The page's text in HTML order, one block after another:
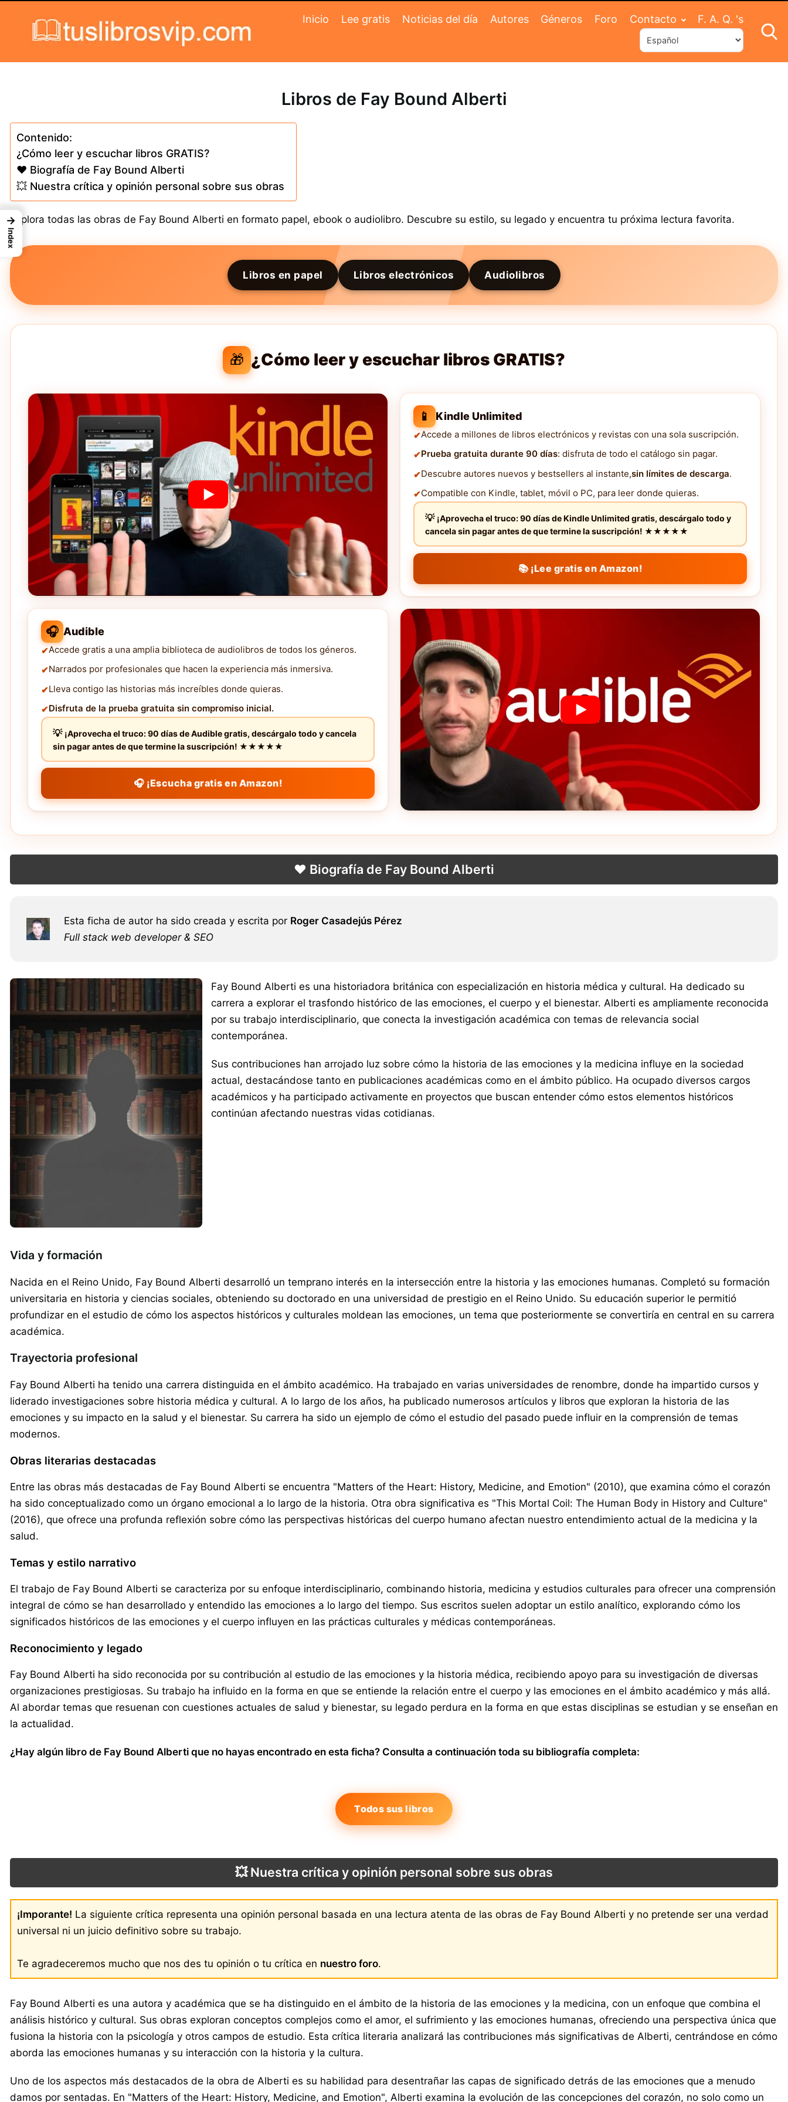
Inicio Lee gratis Noticias del día Autores Géneros Foro Contacto F. A. Q. 's
Libros de Fay Bound Alberti
Contenido:
¿Cómo leer y escuchar libros GRATIS?
❤️ Biografía de Fay Bound Alberti
💥 Nuestra crítica y opinión personal sobre sus obras
Explora todas las obras de Fay Bound Alberti en formato papel, ebook o audiolibro. Descubre su estilo, su legado y encuentra tu próxima lectura favorita.
Libros en papel Libros electrónicos Audiolibros
🎁 ¿Cómo leer y escuchar libros GRATIS?
📱 Kindle Unlimited
Accede a millones de libros electrónicos y revistas con una sola suscripción.
Prueba gratuita durante 90 días: disfruta de todo el catálogo sin pagar.
Descubre autores nuevos y bestsellers al instante,sin límites de descarga.
Compatible con Kindle, tablet, móvil o PC, para leer donde quieras.
¡Aprovecha el truco: 90 días de Kindle Unlimited gratis, descárgalo todo y
cancela sin pagar antes de que termine la suscripción! ★★★★★
📚 ¡Lee gratis en Amazon!
🎧 Audible
Accede gratis a una amplia biblioteca de audiolibros de todos los géneros.
Narrados por profesionales que hacen la experiencia más inmersiva.
Lleva contigo las historias más increíbles donde quieras.
Disfruta de la prueba gratuita sin compromiso inicial.
¡Aprovecha el truco: 90 días de Audible gratis, descárgalo todo y cancela
sin pagar antes de que termine la suscripción! ★★★★★
🎧 ¡Escucha gratis en Amazon!
❤️ Biografía de Fay Bound Alberti
Esta ficha de autor ha sido creada y escrita por Roger Casadejús Pérez
Full stack web developer & SEO
Fay Bound Alberti es una historiadora británica con especialización en historia médica y cultural. Ha dedicado su
carrera a explorar el trasfondo histórico de las emociones, el cuerpo y el bienestar. Alberti es ampliamente reconocida
por su trabajo interdisciplinario, que conecta la investigación académica con temas de relevancia social
contemporánea.
Sus contribuciones han arrojado luz sobre cómo la historia de las emociones y la medicina influye en la sociedad
actual, destacándose tanto en publicaciones académicas como en el ámbito público. Ha ocupado diversos cargos
académicos y ha participado activamente en proyectos que buscan entender cómo estos elementos históricos
continúan afectando nuestras vidas cotidianas.
Vida y formación
Nacida en el Reino Unido, Fay Bound Alberti desarrolló un temprano interés en la intersección entre la historia y las emociones humanas. Completó su formación
universitaria en historia y ciencias sociales, obteniendo su doctorado en una universidad de prestigio en el Reino Unido. Su educación superior le permitió
profundizar en el estudio de cómo los aspectos históricos y culturales moldean las emociones, un tema que posteriormente se convertiría en central en su carrera
académica.
Trayectoria profesional
Fay Bound Alberti ha tenido una carrera distinguida en el ámbito académico. Ha trabajado en varias universidades de renombre, donde ha impartido cursos y
liderado investigaciones sobre historia médica y cultural. A lo largo de los años, ha publicado numerosos artículos y libros que exploran la historia de las
emociones y su impacto en la salud y el bienestar. Su carrera ha sido un ejemplo de cómo el estudio del pasado puede influir en la comprensión de temas
modernos.
Obras literarias destacadas
Entre las obras más destacadas de Fay Bound Alberti se encuentra "Matters of the Heart: History, Medicine, and Emotion" (2010), que examina cómo el corazón
ha sido conceptualizado como un órgano emocional a lo largo de la historia. Otra obra significativa es "This Mortal Coil: The Human Body in History and Culture"
(2016), que ofrece una profunda reflexión sobre cómo las perspectivas históricas del cuerpo humano afectan nuestro entendimiento actual de la medicina y la
salud.
Temas y estilo narrativo
El trabajo de Fay Bound Alberti se caracteriza por su enfoque interdisciplinario, combinando historia, medicina y estudios culturales para ofrecer una comprensión
integral de cómo se han desarrollado y entendido las emociones a lo largo del tiempo. Sus escritos suelen adoptar un estilo analítico, explorando cómo los
significados históricos de las emociones y el cuerpo influyen en las prácticas culturales y médicas contemporáneas.
Reconocimiento y legado
Fay Bound Alberti ha sido reconocida por su contribución al estudio de las emociones y la historia médica, recibiendo apoyo para su investigación de diversas
organizaciones prestigiosas. Su trabajo ha influido en la forma en que se entiende la relación entre el cuerpo y las emociones en el ámbito académico y más allá.
Al abordar temas que resuenan con cuestiones actuales de salud y bienestar, su legado perdura en la forma en que estas disciplinas se estudian y se enseñan en
la actualidad.
¿Hay algún libro de Fay Bound Alberti que no hayas encontrado en esta ficha? Consulta a continuación toda su bibliografía completa:
Todos sus libros
💥 Nuestra crítica y opinión personal sobre sus obras
¡Imporante! La siguiente crítica representa una opinión personal basada en una lectura atenta de las obras de Fay Bound Alberti y no pretende ser una verdad
universal ni un juicio definitivo sobre su trabajo.
Te agradeceremos mucho que nos des tu opinión o tu crítica en nuestro foro.
Fay Bound Alberti es una autora y académica que se ha distinguido en el ámbito de la historia de las emociones y la medicina, con un enfoque que combina el
análisis histórico y cultural. Sus obras exploran conceptos complejos como el amor, el sufrimiento y las emociones humanas, ofreciendo una perspectiva única que
fusiona la historia con la psicología y otros campos de estudio. Esta crítica literaria analizará las contribuciones más significativas de Alberti, centrándose en cómo
aborda las emociones humanas y su interacción con la historia y la cultura.
Uno de los aspectos más destacados de la obra de Alberti es su habilidad para desentrañar las capas de significado detrás de las emociones que a menudo
damos por sentadas. En "Matters of the Heart: History, Medicine, and Emotion", Alberti examina la evolución de las concepciones del corazón, no solo como un
→
Index